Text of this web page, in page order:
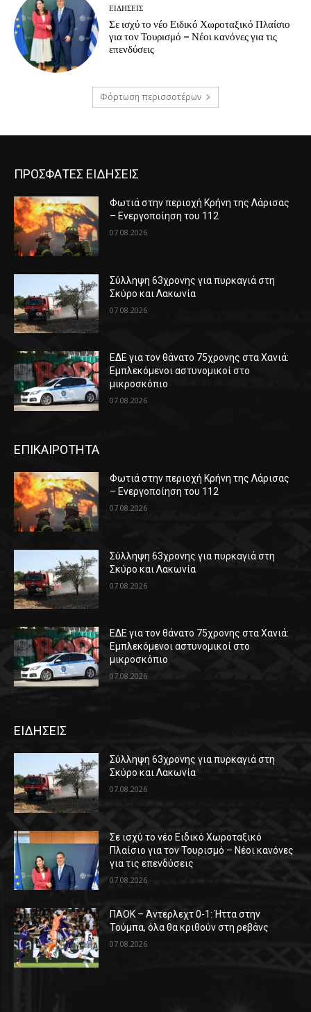
ΕΙΔΗΣΕΙΣ
Σε ισχύ το νέο Ειδικό Χωροταξικό Πλαίσιο
για τον Τουρισμό – Νέοι κανόνες για τις
επενδύσεις
Φόρτωση περισσοτέρων
ΠΡΟΣΦΑΤΕΣ ΕΙΔΗΣΕΙΣ
Φωτιά στην περιοχή Κρήνη της Λάρισας
– Ενεργοποίηση του 112
07.08.2026
Σύλληψη 63χρονης για πυρκαγιά στη
Σκύρο και Λακωνία
07.08.2026
ΕΔΕ για τον θάνατο 75χρονης στα Χανιά:
Εμπλεκόμενοι αστυνομικοί στο
μικροσκόπιο
07.08.2026
ΕΠΙΚΑΙΡΟΤΗΤΑ
Φωτιά στην περιοχή Κρήνη της Λάρισας
– Ενεργοποίηση του 112
07.08.2026
Σύλληψη 63χρονης για πυρκαγιά στη
Σκύρο και Λακωνία
07.08.2026
ΕΔΕ για τον θάνατο 75χρονης στα Χανιά:
Εμπλεκόμενοι αστυνομικοί στο
μικροσκόπιο
07.08.2026
ΕΙΔΗΣΕΙΣ
Σύλληψη 63χρονης για πυρκαγιά στη
Σκύρο και Λακωνία
07.08.2026
Σε ισχύ το νέο Ειδικό Χωροταξικό
Πλαίσιο για τον Τουρισμό – Νέοι κανόνες
για τις επενδύσεις
07.08.2026
ΠΑΟΚ – Άντερλεχτ 0-1: Ήττα στην
Τούμπα, όλα θα κριθούν στη ρεβάνς
07.08.2026